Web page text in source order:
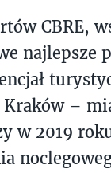
CBRE,
najlepsze
–
w 2019